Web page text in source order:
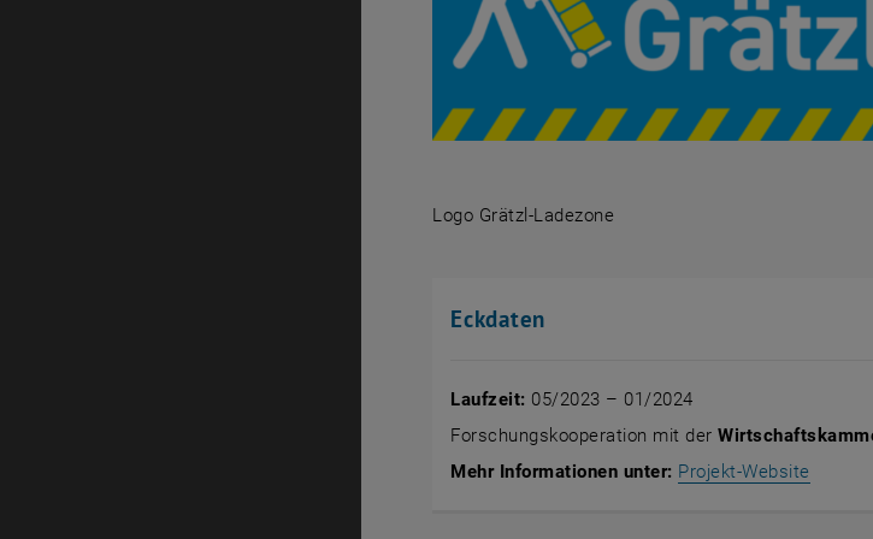
Logo Grätzl-Ladezone
Eckdaten
Laufzeit: 05/2023 – 01/2024
Forschungskooperation mit der
Mehr Informationen unter: Projekt-Website